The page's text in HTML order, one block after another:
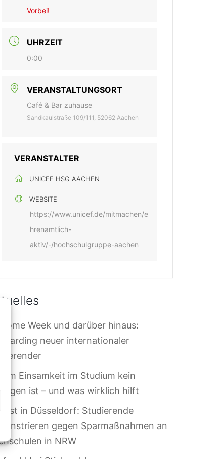
Vorbei!
UHRZEIT
0:00
VERANSTALTUNGSORT
Café & Bar zuhause
Sandkaulstraße 109/111, 52062 Aachen
VERANSTALTER
UNICEF HSG AACHEN
WEBSITE
https://www.unicef.de/mitmachen/e
hrenamtlich-
aktiv/-/hochschulgruppe-aachen
Week und darüber hinaus:
neuer internationaler
Einsamkeit im Studium kein
ist – und was wirklich hilft
in Düsseldorf: Studierende
gegen Sparmaßnahmen an
in NRW